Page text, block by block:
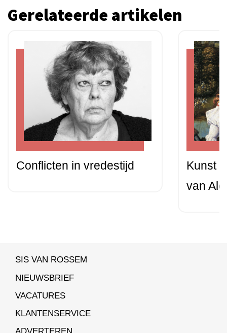
Gerelateerde artikelen
Conflicten in vredestijd
Kunst
van
SIS VAN ROSSEM
NIEUWSBRIEF
VACATURES
KLANTENSERVICE